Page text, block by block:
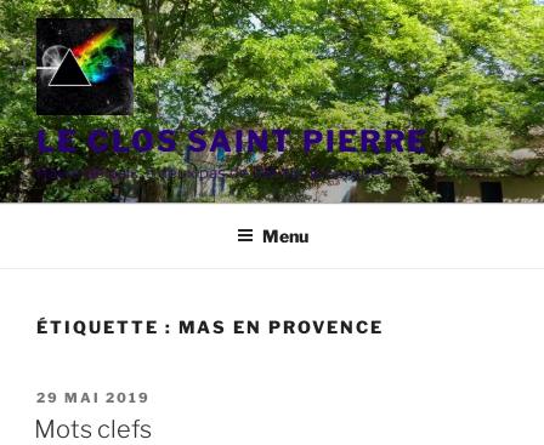
Aller
au
contenu
principal
LE CLOS SAINT PIERRE
Havre de paix, à deux pas de l'Ile sur la Sorgues
Menu
ÉTIQUETTE : MAS EN PROVENCE
PUBLIÉ
LE
29 MAI 2019
Mots clefs